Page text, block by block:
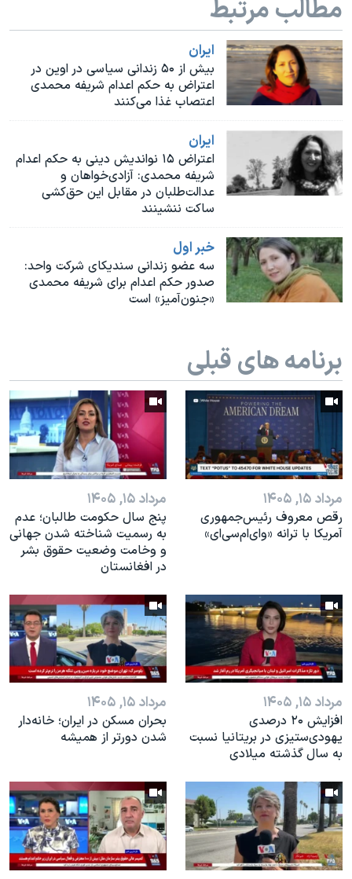
نرگس محمدی برنده جایزه نوبل صلح
همایش محافظه‌کاران آمریکا «سی‌پک»
صفحه‌های ویژه
مطالب مرتبط
ايران
بیش از ۵۰ زندانی سیاسی در اوین در
اعتراض به حکم اعدام شریفه محمدی
اعتصاب غذا می‌کنند
ايران
اعتراض ۱۵ نواندیش دینی به حکم اعدام
شریفه محمدی: آزادی‌خواهان و
عدالت‌طلبان در مقابل این حق‌کشی
ساکت ننشینند
خبر اول
سه عضو زندانی سندیکای شرکت واحد:
صدور حکم اعدام برای شریفه محمدی
«جنون‌آمیز» است
برنامه های قبلی
مرداد ۱۵, ۱۴۰۵
رقص معروف رئیس‌جمهوری
آمریکا با ترانه «وای‌ام‌سی‌ای»
مرداد ۱۵, ۱۴۰۵
پنج سال حکومت طالبان؛ عدم
به رسمیت شناخته شدن جهانی
و وخامت وضعیت حقوق بشر
در افغانستان
مرداد ۱۵, ۱۴۰۵
افزایش ۲۰ درصدی
یهودی‌ستیزی در بریتانیا نسبت
به سال گذشته میلادی
مرداد ۱۵, ۱۴۰۵
بحران مسکن در ایران؛ خانه‌دار
شدن دورتر از همیشه